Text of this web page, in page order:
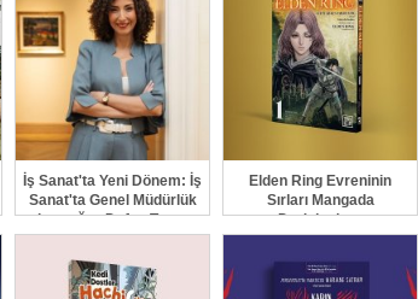
İş Sanat'ta Yeni Dönem: İş
Sanat'ta Genel Müdürlük
bayrağını Defne Turaç
devraldı
Elden Ring Evreninin
Sırları Mangada
Derinleşiyor